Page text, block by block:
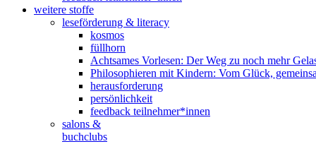
weitere stoffe
leseförderung & literacy
kosmos
füllhorn
Achtsames Vorlesen: Der Weg zu noch mehr
Philosophieren mit Kindern: Vom Glück,
herausforderung
persönlichkeit
feedback teilnehmer*innen
salons &
buchclubs